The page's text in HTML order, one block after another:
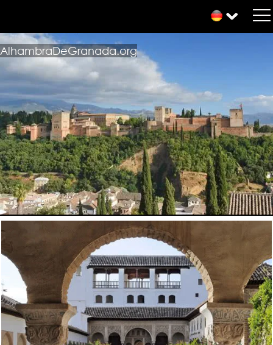
AlhambraDeGranada.org